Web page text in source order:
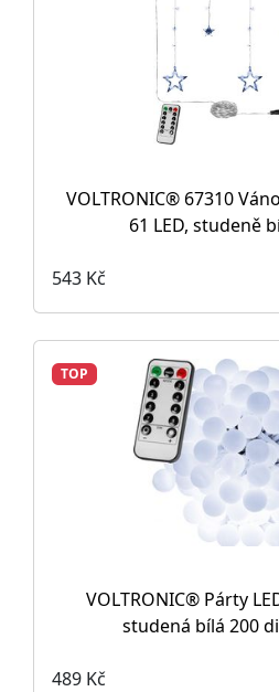
VOLTRONIC® 67310
61 LED, studeně
543 Kč
TOP
VOLTRONIC® Párty
studená bílá 200
489 Kč